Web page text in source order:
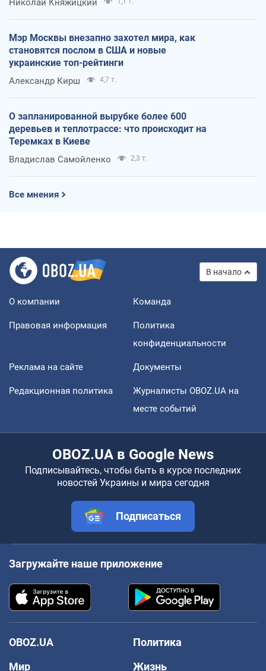
Николай Княжицкий
Мэр Москвы внезапно захотел мира, как
становятся послом в США и новые
украинские топ-рейтинги
Александр Кирш 4,7 т.
О запланированной вырубке более 600
деревьев и теплотрассе: что происходит на
Теремках в Киеве
Владислав Самойленко 2,3 т.
Все мнения
В начало
О компании Команда
Правовая информация
Политика
конфиденциальности
Реклама на сайте Документы
Редакционная политика
Журналисты OBOZ.UA на
месте событий
OBOZ.UA в Google News
Подписывайтесь, чтобы быть в курсе последних
новостей Украины и мира сегодня
Подписаться
Загружайте наше приложение
OBOZ.UA
Политика
Мир
Жизнь